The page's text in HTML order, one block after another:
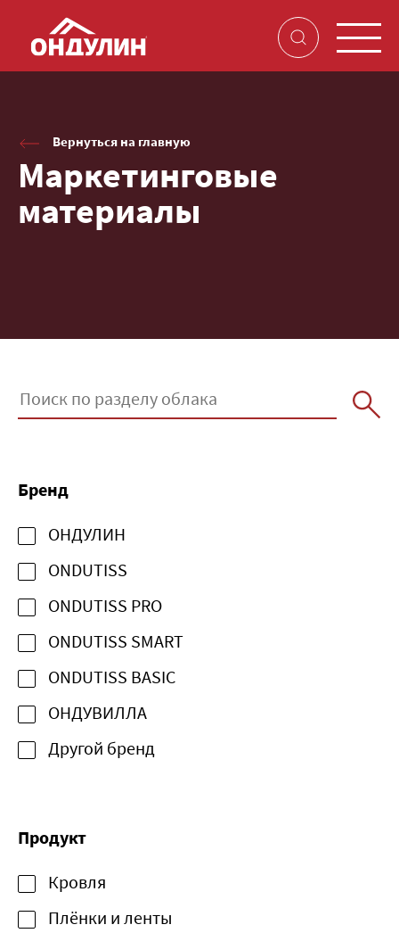
Маркетинговые
материалы
Вернуться на главную
Бренд
ОНДУЛИН
ONDUTISS
ONDUTISS PRO
ONDUTISS SMART
ONDUTISS BASIC
ОНДУВИЛЛА
Другой бренд
Продукт
Кровля
Плёнки и ленты